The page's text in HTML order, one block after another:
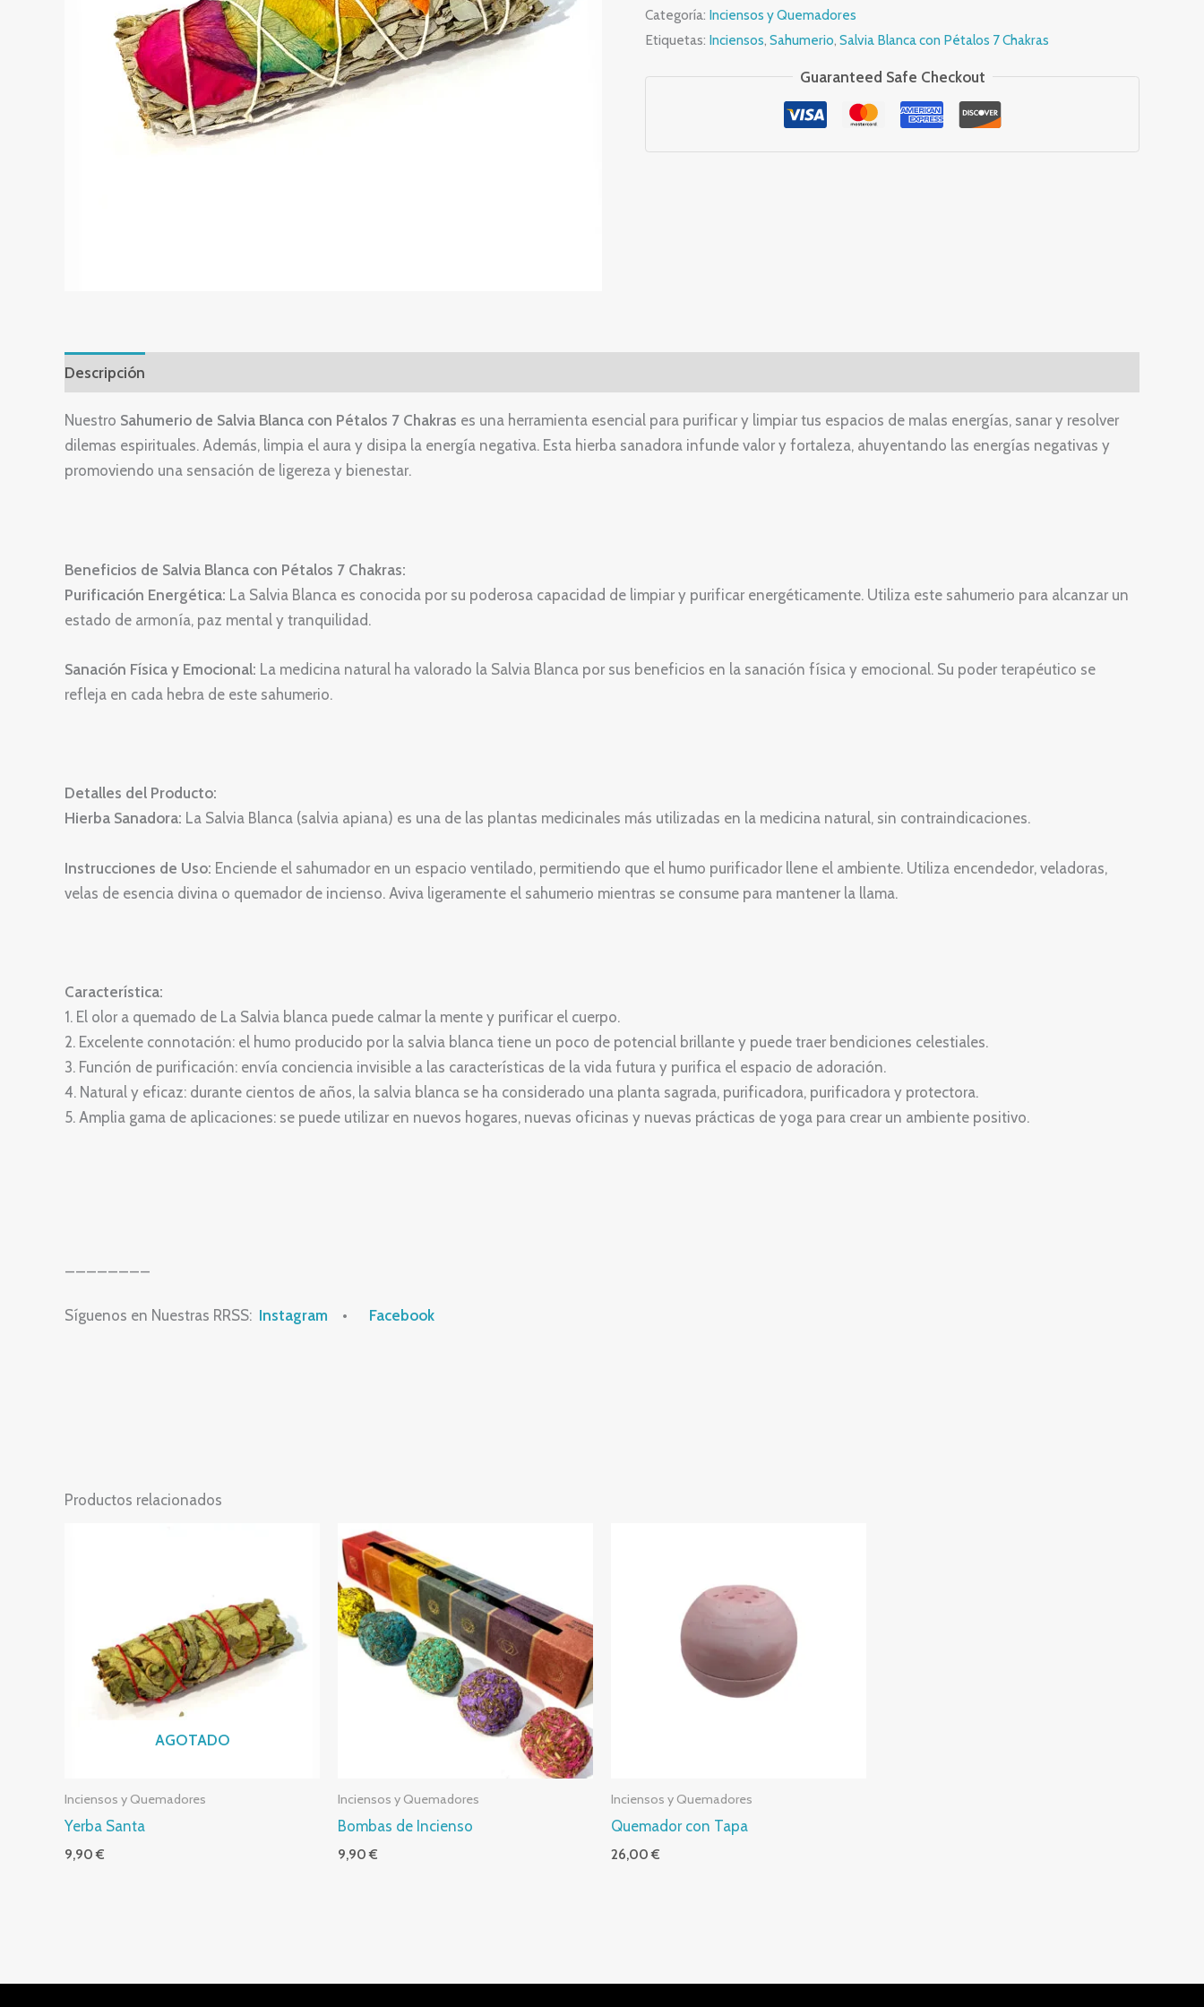
con
Pétalos
Chakras
Categoría: Inciensos y Quemadores
Etiquetas: Inciensos, Sahumerio, Salvia Blanca con Pétalos 7 Chakras
Guaranteed Safe Checkout
Descripción
Nuestro Sahumerio de Salvia Blanca con Pétalos 7 Chakras es una herramienta esencial para purificar y limpiar tus espacios de malas energías, sanar y resolver
dilemas espirituales. Además, limpia el aura y disipa la energía negativa. Esta hierba sanadora infunde valor y fortaleza, ahuyentando las energías negativas y
promoviendo una sensación de ligereza y bienestar.
Beneficios de Salvia Blanca con Pétalos 7 Chakras:
Purificación Energética: La Salvia Blanca es conocida por su poderosa capacidad de limpiar y purificar energéticamente. Utiliza este sahumerio para alcanzar un
estado de armonía, paz mental y tranquilidad.
Sanación Física y Emocional: La medicina natural ha valorado la Salvia Blanca por sus beneficios en la sanación física y emocional. Su poder terapéutico se
refleja en cada hebra de este sahumerio.
Detalles del Producto:
Hierba Sanadora: La Salvia Blanca (salvia apiana) es una de las plantas medicinales más utilizadas en la medicina natural, sin contraindicaciones.
Instrucciones de Uso: Enciende el sahumador en un espacio ventilado, permitiendo que el humo purificador llene el ambiente. Utiliza encendedor, veladoras,
velas de esencia divina o quemador de incienso. Aviva ligeramente el sahumerio mientras se consume para mantener la llama.
Característica:
1. El olor a quemado de La Salvia blanca puede calmar la mente y purificar el cuerpo.
2. Excelente connotación: el humo producido por la salvia blanca tiene un poco de potencial brillante y puede traer bendiciones celestiales.
3. Función de purificación: envía conciencia invisible a las características de la vida futura y purifica el espacio de adoración.
4. Natural y eficaz: durante cientos de años, la salvia blanca se ha considerado una planta sagrada, purificadora, purificadora y protectora.
5. Amplia gama de aplicaciones: se puede utilizar en nuevos hogares, nuevas oficinas y nuevas prácticas de yoga para crear un ambiente positivo.
Síguenos en Nuestras RRSS: Instagram • Facebook
Productos relacionados
AGOTADO
Inciensos y Quemadores
Yerba Santa
9,90€
Inciensos y Quemadores
Bombas de Incienso
9,90€
Inciensos y Quemadores
Quemador con Tapa
26,00€